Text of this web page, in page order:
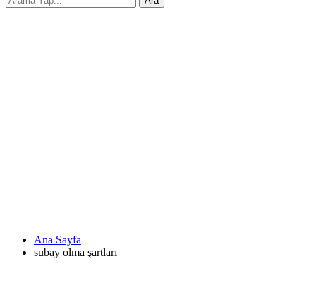
Ana Sayfa
subay olma şartları